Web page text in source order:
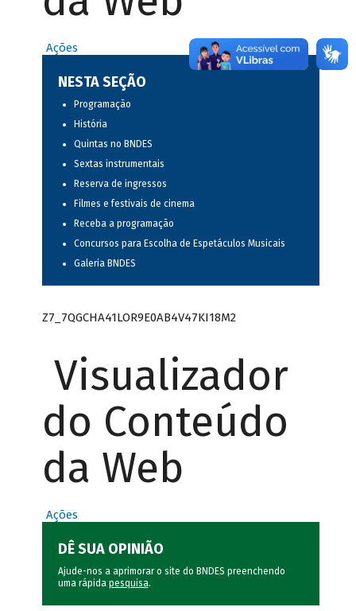
Ações
NESTA SEÇÃO
Programação
História
Quintas no BNDES
Sextas instrumentais
Reserva de ingressos
Filmes e festivais de cinema
Receba a programação
Concursos para Escolha de Espetáculos Musicais
Galeria BNDES
Z7_7QGCHA41LOR9E0AB4V47KI18M2
Visualizador
do Conteúdo
da Web
Ações
DÊ SUA OPINIÃO
Ajude-nos a aprimorar o site do BNDES preenchendo
uma rápida pesquisa.